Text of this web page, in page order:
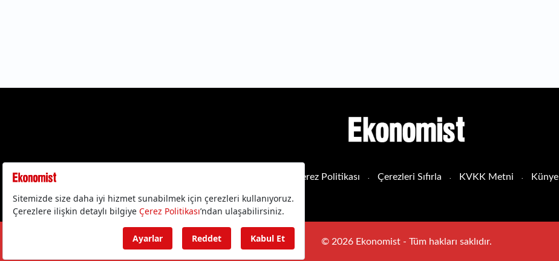
Çerez Politikası Çerezleri Sıfırla KVKK Metni Künye
© 2026 Ekonomist - Tüm hakları saklıdır.